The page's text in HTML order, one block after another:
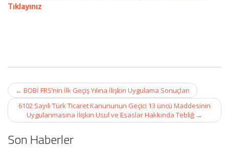
Tıklayınız
Post
navigation
← BOBİ FRS’nin İlk Geçiş Yılına İlişkin Uygulama Sonuçları
6102 Sayılı Türk Ticaret Kanununun Geçici 13 üncü Maddesinin
Uygulanmasına İlişkin Usul ve Esaslar Hakkında Tebliğ →
Son Haberler